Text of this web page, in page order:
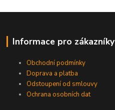
Informace pro zákazníky
Obchodní podmínky
Doprava a platba
Odstoupení od smlouvy
Ochrana osobních dat